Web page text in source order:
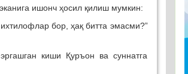
ишонч ҳосил қилиш мумкин:
бор, ҳақ битта эмасми?”
киши Қуръон ва суннатга